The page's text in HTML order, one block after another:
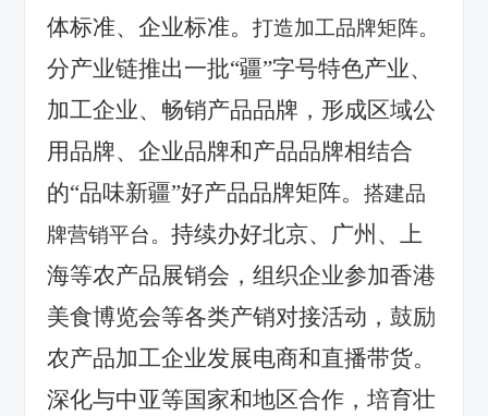
体标准、企业标准。打造加工品牌矩阵。
分产业链推出一批“疆”字号特色产业、
加工企业、畅销产品品牌，形成区域公
用品牌、企业品牌和产品品牌相结合
的“品味新疆”好产品品牌矩阵。搭建品
牌营销平台。持续办好北京、广州、上
海等农产品展销会，组织企业参加香港
美食博览会等各类产销对接活动，鼓励
农产品加工企业发展电商和直播带货。
深化与中亚等国家和地区合作，培育壮